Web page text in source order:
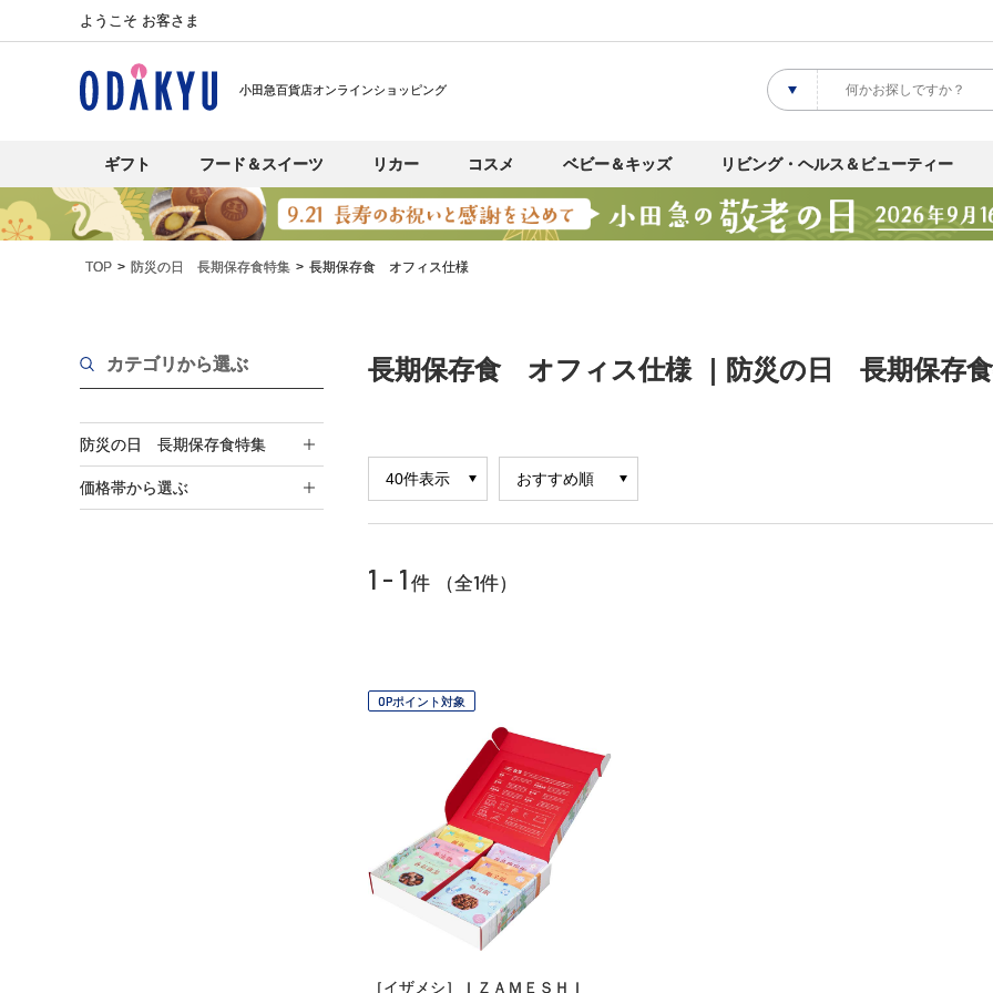
ようこそ お客さま
小田急百貨店オンラインショッピング
ギフト フード＆スイーツ リカー コスメ ベビー＆キッズ リビング・ヘルス＆ビューティー
TOP 防災の日 長期保存食特集 長期保存食 オフィス仕様
カテゴリから選ぶ
防災の日 長期保存食特集
価格帯から選ぶ
長期保存食 オフィス仕様 ｜防災の日 長期保存
1 - 1 件 （全1件）
OPポイント対象
［イザメシ］ＩＺＡＭＥＳＨＩ